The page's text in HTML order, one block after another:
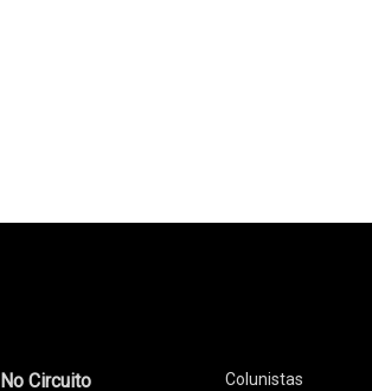
No Circuito Colunistas